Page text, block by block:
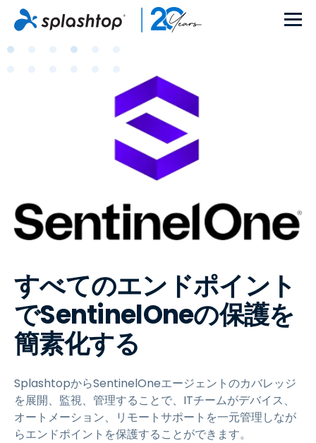
すべてのエンドポイント
でSentinelOneの保護を
簡素化する
SplashtopからSentinelOneエージェントのカバレッジ
を展開、監視、管理することで、ITチームがデバイス、
オートメーション、リモートサポートを一元管理しなが
らエンドポイントを保護することができます。